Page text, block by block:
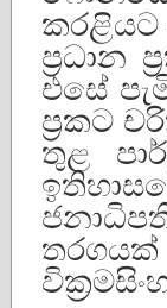
කරළියට
ප්‍රධාන
එසේ
ප්‍රකට
තුළ